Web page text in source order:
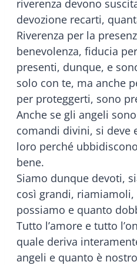
riverenza devono
devozione recarti,
Riverenza per la
benevolenza, fiducia
presenti, dunque, e
solo con te, ma anche
per proteggerti, sono
Anche se gli angeli
comandi divini, si deve
loro perché
bene.
Siamo dunque devoti,
così grandi,
possiamo e quanto
Tutto l’amore e tutto
quale deriva
angeli e quanto è